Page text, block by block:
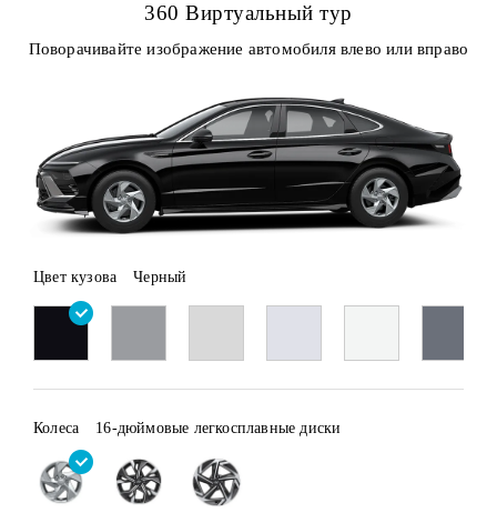
360 Виртуальный тур
Поворачивайте изображение автомобиля влево или вправо
Цвет кузова Черный
Колеса 16-дюймовые легкосплавные диски